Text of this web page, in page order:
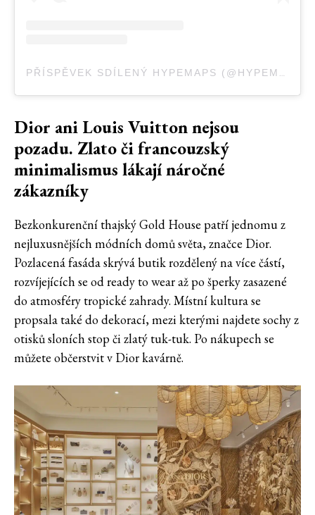
PŘÍSPĚVEK SDÍLENÝ HYPEMAPS (@HYPEMAPS)
Dior ani Louis Vuitton nejsou
pozadu. Zlato či francouzský
minimalismus lákají náročné
zákazníky
Bezkonkurenční thajský Gold House patří jednomu z
nejluxusnějších módních domů světa, značce Dior.
Pozlacená fasáda skrývá butik rozdělený na více částí,
rozvíjejících se od ready to wear až po šperky zasazené
do atmosféry tropické zahrady. Místní kultura se
propsala také do dekorací, mezi kterými najdete sochy z
otisků sloních stop či zlatý tuk-tuk. Po nákupech se
můžete občerstvit v Dior kavárně.